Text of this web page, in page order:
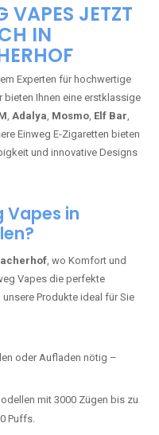
VAPES JETZT
IN
Experten für hochwertige
bieten Ihnen eine erstklassige
, Adalya, Mosmo, Elf Bar,
Einweg E-Zigaretten bieten
und innovative Designs
Vapes in
, wo Komfort und
Vapes die perfekte
Produkte ideal für Sie
oder Aufladen nötig –
mit 3000 Zügen bis zu
Puffs.